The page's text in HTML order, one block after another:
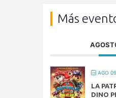
Más
AGO
LA
DINO